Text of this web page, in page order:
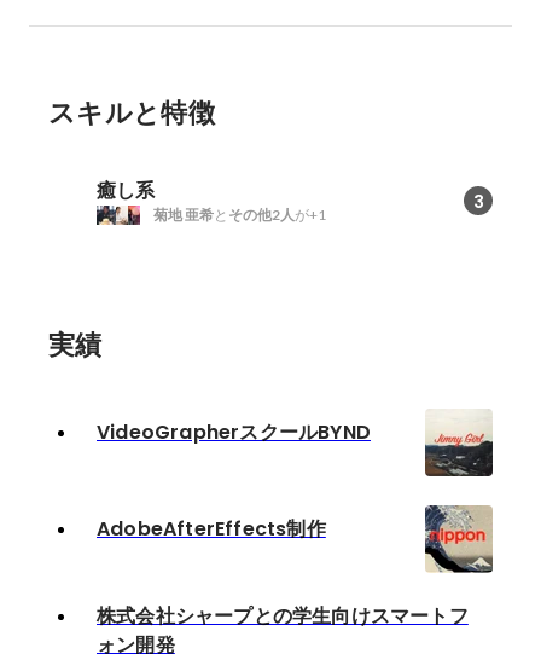
スキルと特徴
癒し系 3
菊地 亜希と その他2人が+1
実績
VideoGrapherスクールBYND
AdobeAfterEffects制作
株式会社シャープとの学生向けスマートフ
ォン開発